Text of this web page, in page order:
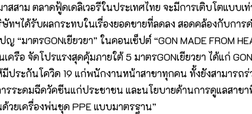
สาม ตลาดฟู้ดเดลิเวอรีในประเทศไทย จะมีการเติบโตแบบ
ฯได้รับผลกระทบในเรื่องยอดขายที่ลดลง สอดคล้องกับกา
าตรGONเยียวยา” ในคอนเซ็ปต์ “GON MADE FROM
อ จัดโปรแรงสุดคุ้มภายใต้ 5 มาตรGONเยียวยา ได้แก่
ระกันโควิด 19 แก่พนักงานหน้าสาขาทุกคน ทั้งยังสามารถ
ระดมฉีดวัคซีนแก่ประชาชน และนโยบายด้านการดูแลสาขา
วยเครื่องพ่นชุด PPE แบบมาตรฐาน”